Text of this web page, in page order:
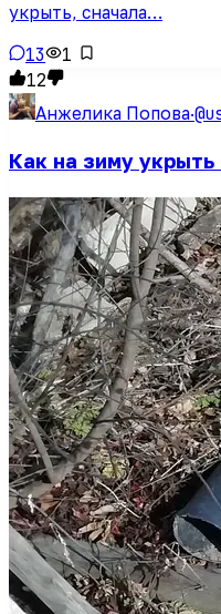
укрыть, сначала…
13
1
12
Анжелика Попова·
Как на зиму укрыть